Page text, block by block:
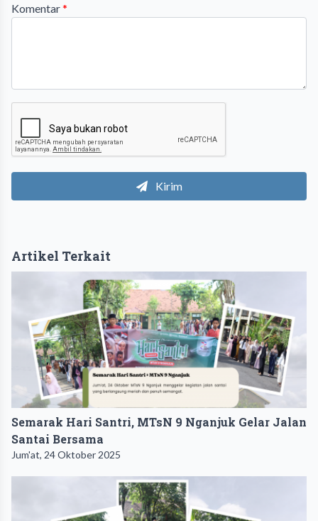
Komentar*
Kirim
Artikel Terkait
Semarak Hari Santri, MTsN 9 Nganjuk Gelar Jalan
Santai Bersama
Jum'at, 24 Oktober 2025